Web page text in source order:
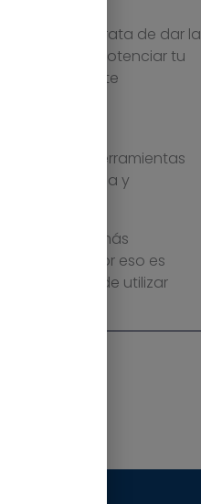
No se trata de dar la
ayuden a potenciar tu
sea realmente
múltiples herramientas
eficiencia y
y más
entre sí. Por eso es
en lugar de utilizar